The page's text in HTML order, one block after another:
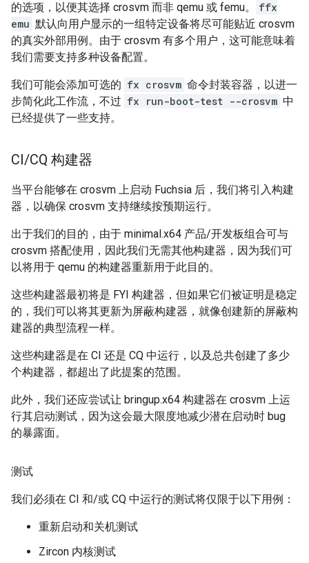
的选项，以便其选择 crosvm 而非 qemu 或 femu。
ffx
emu 默认向用户显示的一组特定设备将尽可能贴近 crosvm
的真实外部用例。由于 crosvm 有多个用户，这可能意味着
我们需要支持多种设备配置。
我们可能会添加可选的 fx crosvm 命令封装容器，以进一
步简化此工作流，不过 fx run-boot-test --crosvm 中
已经提供了一些支持。
CI/CQ 构建器
当平台能够在 crosvm 上启动 Fuchsia 后，我们将引入构建
器，以确保 crosvm 支持继续按预期运行。
出于我们的目的，由于 minimal.x64 产品/开发板组合可与
crosvm 搭配使用，因此我们无需其他构建器，因为我们可
以将用于 qemu 的构建器重新用于此目的。
这些构建器最初将是 FYI 构建器，但如果它们被证明是稳定
的，我们可以将其更新为屏蔽构建器，就像创建新的屏蔽构
建器的典型流程一样。
这些构建器是在 CI 还是 CQ 中运行，以及总共创建了多少
个构建器，都超出了此提案的范围。
此外，我们还应尝试让 bringup.x64 构建器在 crosvm 上运
行其启动测试，因为这会最大限度地减少潜在启动时 bug
的暴露面。
测试
我们必须在 CI 和/或 CQ 中运行的测试将仅限于以下用例：
重新启动和关机测试
Zircon 内核测试